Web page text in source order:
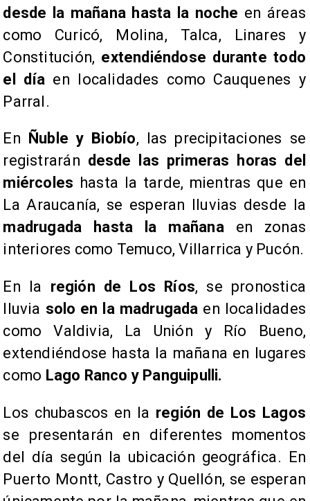
desde la mañana hasta la noche en áreas
como Curicó, Molina, Talca, Linares y
Constitución, extendiéndose durante todo
el día en localidades como Cauquenes y
Parral.
​En Ñuble y Biobío, las precipitaciones se
registrarán desde las primeras horas del
miércoles hasta la tarde, mientras que en
La Araucanía, se esperan lluvias desde la
madrugada hasta la mañanaen zonas
interiores como Temuco, Villarrica y Pucón.
​En la región de Los Ríos, se pronostica
lluvia solo en la madrugada en localidades
como Valdivia, La Unión y Río Bueno,
extendiéndose hasta la mañana en lugares
como Lago Ranco y Panguipulli.
​Los chubascos en la región de Los Lagos
se presentarán en diferentes momentos
del día según la ubicación geográfica. En
Puerto Montt, Castro y Quellón, se esperan